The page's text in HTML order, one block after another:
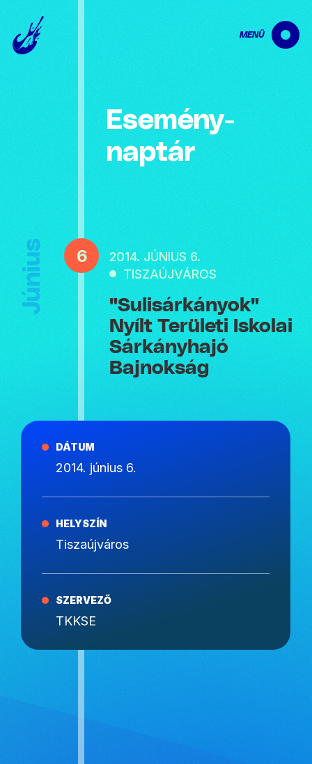
MENÜ
Esemény­
naptár
Június 6
2014. JÚNIUS 6.
TISZAÚJVÁROS
"Sulisárkányok"
Nyílt Területi Iskolai
Sárkányhajó
Bajnokság
DÁTUM
2014. június 6.
HELYSZÍN
Tiszaújváros
SZERVEZŐ
TKKSE